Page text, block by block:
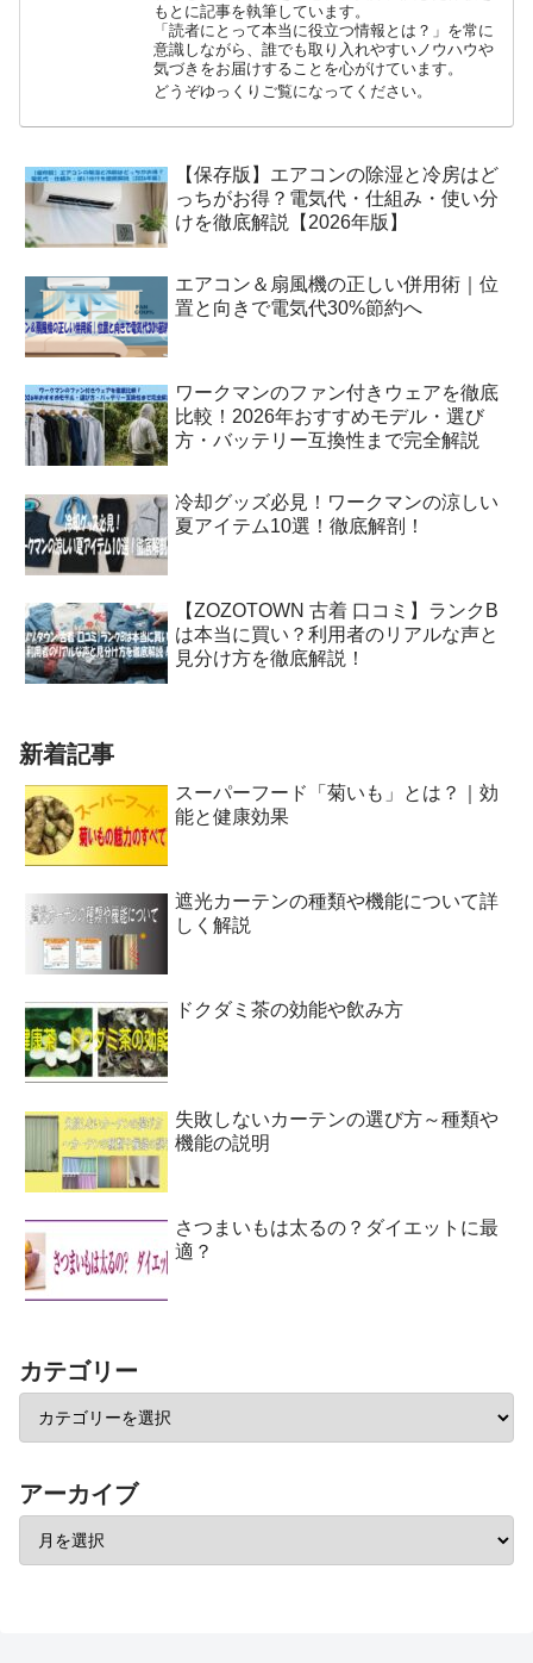
もとに記事を執筆しています。
「読者にとって本当に役立つ情報とは？」を常に
意識しながら、誰でも取り入れやすいノウハウや
気づきをお届けすることを心がけています。
どうぞゆっくりご覧になってください。
【保存版】エアコンの除湿と冷房はど
っちがお得？電気代・仕組み・使い分
けを徹底解説【2026年版】
エアコン＆扇風機の正しい併用術｜位
置と向きで電気代30%節約へ
ワークマンのファン付きウェアを徹底
比較！2026年おすすめモデル・選び
方・バッテリー互換性まで完全解説
冷却グッズ必見！ワークマンの涼しい
夏アイテム10選！徹底解剖！
【ZOZOTOWN 古着 口コミ】ランクB
は本当に買い？利用者のリアルな声と
見分け方を徹底解説！
新着記事
スーパーフード「菊いも」とは？｜効
能と健康効果
遮光カーテンの種類や機能について詳
しく解説
ドクダミ茶の効能や飲み方
失敗しないカーテンの選び方～種類や
機能の説明
さつまいもは太るの？ダイエットに最
適？
カテゴリー
アーカイブ